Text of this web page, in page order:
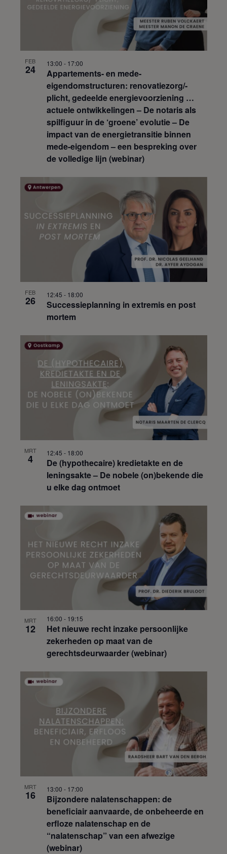
FEB
24
Appartements- en mede-
eigendomstructuren: renovatiezorg/-
plicht, gedeelde energievoorziening …
actuele ontwikkelingen – De notaris als
spilfiguur in de ‘groene’ evolutie – De
impact van de energietransitie binnen
mede-eigendom – een bespreking over
de volledige lijn (webinar)
13:00 - 17:00
FEB
26
Successieplanning in extremis en post
mortem
12:45 - 18:00
MRT
4
De (hypothecaire) kredietakte en de
leningsakte – De nobele (on)bekende die
u elke dag ontmoet
12:45 - 18:00
MRT
12
Het nieuwe recht inzake persoonlijke
zekerheden op maat van de
gerechtsdeurwaarder (webinar)
16:00 - 19:15
MRT
16
Bijzondere nalatenschappen: de
beneficiair aanvaarde, de onbeheerde en
erfloze nalatenschap en de
“nalatenschap” van een afwezige
(webinar)
13:00 - 17:00